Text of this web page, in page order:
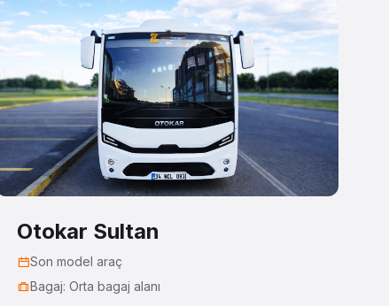
Otokar Sultan
Son model araç
Bagaj: Orta bagaj alanı